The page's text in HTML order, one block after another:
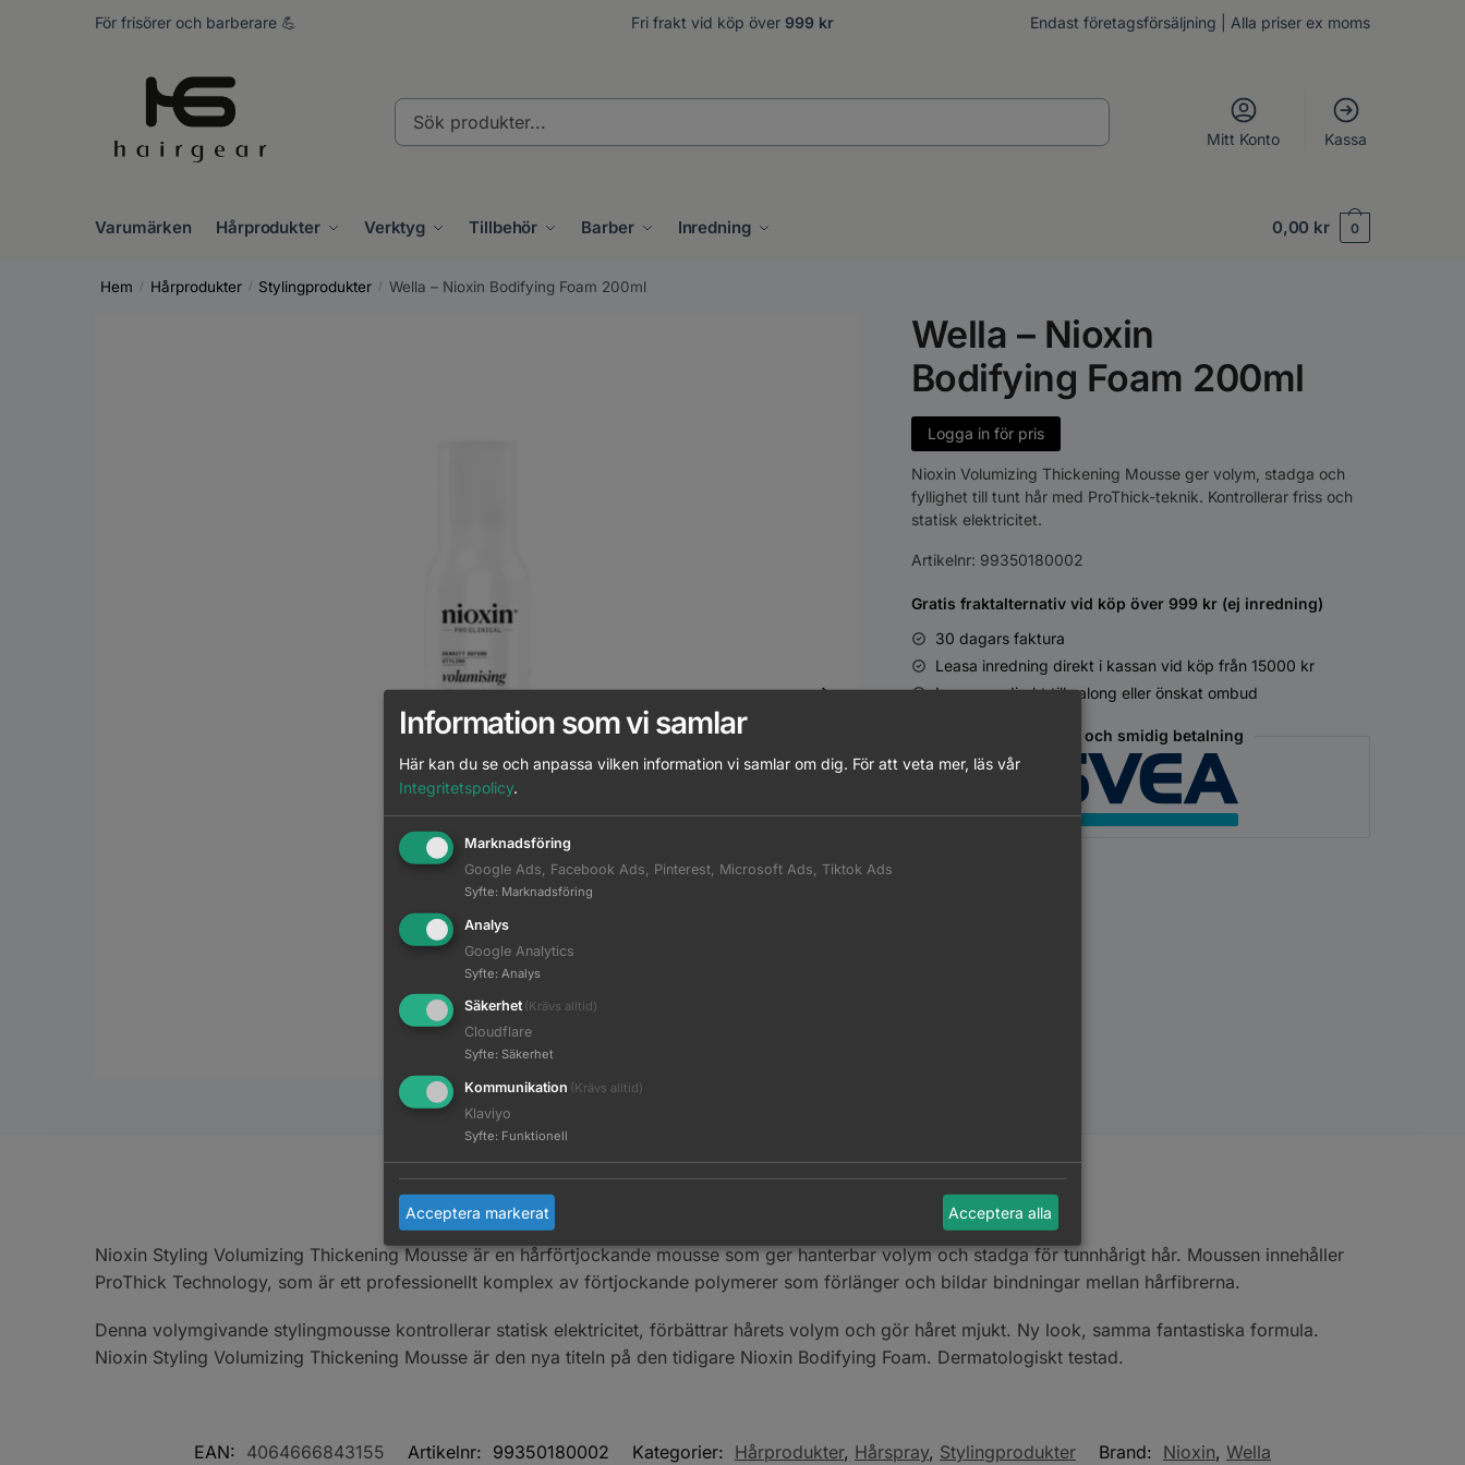
För frisörer och barberare 💪 Fri frakt vid köp över 999 kr Endast företagsförsäljning | Alla priser ex moms
Sök
produkter...
Mitt Konto Kassa
Varumärken Hårprodukter Verktyg Tillbehör Barber Inredning 0,00 kr 0
Hem / Hårprodukter / Stylingprodukter / Wella – Nioxin Bodifying Foam 200ml
Wella – Nioxin
Bodifying Foam 200ml
Logga in för pris
Nioxin Volumizing Thickening Mousse ger volym, stadga och
fyllighet till tunt hår med ProThick-teknik. Kontrollerar friss och
statisk elektricitet.
Artikelnr: 99350180002
Gratis fraktalternativ vid köp över 999 kr (ej inredning)
30 dagars faktura
Leasa inredning direkt i kassan vid köp från 15000 kr
Leverans direkt till salong eller önskat ombud
Säker och smidig betalning
Beskrivning Ytterligare information
Nioxin Styling Volumizing Thickening Mousse är en hårförtjockande mousse som ger hanterbar volym och stadga för tunnhårigt hår. Moussen innehåller
ProThick Technology, som är ett professionellt komplex av förtjockande polymerer som förlänger och bildar bindningar mellan hårfibrerna.
Denna volymgivande stylingmousse kontrollerar statisk elektricitet, förbättrar hårets volym och gör håret mjukt. Ny look, samma fantastiska formula.
Nioxin Styling Volumizing Thickening Mousse är den nya titeln på den tidigare Nioxin Bodifying Foam. Dermatologiskt testad.
EAN: 4064666843155 Artikelnr: 99350180002 Kategorier: Hårprodukter, Hårspray, Stylingprodukter Brand: Nioxin, Wella
Information som vi samlar
Här kan du se och anpassa vilken information vi samlar om dig. För att veta mer, läs vår
Integritetspolicy.
Marknadsföring
Google Ads, Facebook Ads, Pinterest, Microsoft Ads, Tiktok Ads
Syfte: Marknadsföring
Analys
Google Analytics
Syfte: Analys
Säkerhet (Krävs alltid)
Cloudflare
Syfte: Säkerhet
Kommunikation (Krävs alltid)
Klaviyo
Syfte: Funktionell
Acceptera markerat Acceptera alla